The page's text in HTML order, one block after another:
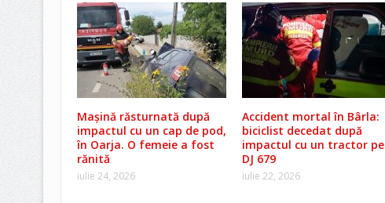
Mașină răsturnată după
impactul cu un cap de pod,
în Oarja. O femeie a fost
rănită
iulie 24, 2026
Accident mortal în Bârla:
biciclist decedat după
impactul cu un tractor pe
DJ 679
iulie 22, 2026